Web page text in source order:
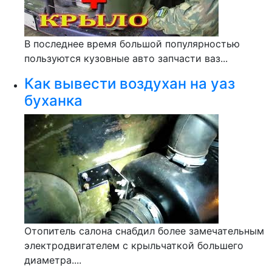
В последнее время большой популярностью
пользуются кузовные авто запчасти ваз...
Как вывести воздухан на уаз
буханка
Отопитель салона снабдил более замечательным
электродвигателем с крыльчаткой большего
диаметра....